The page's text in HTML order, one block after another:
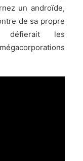
un androïde,
de sa propre
défierait les